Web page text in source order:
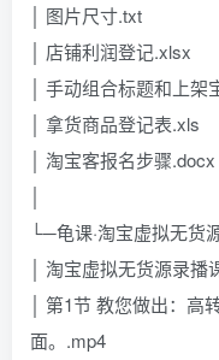
│ 图片尺寸.txt
│ 店铺利润登记.xlsx
│ 手动组合标题和上架
│ 拿货商品登记表.xls
│ 淘宝客报名步骤.docx
└─龟课·淘宝虚拟无货
│ 淘宝虚拟无货源录
│ 第1节 教您做出：
面。.mp4